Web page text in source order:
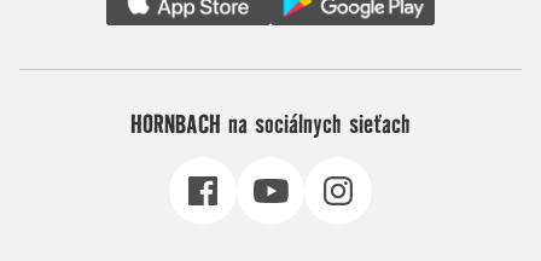
HORNBACH na sociálnych sieťach